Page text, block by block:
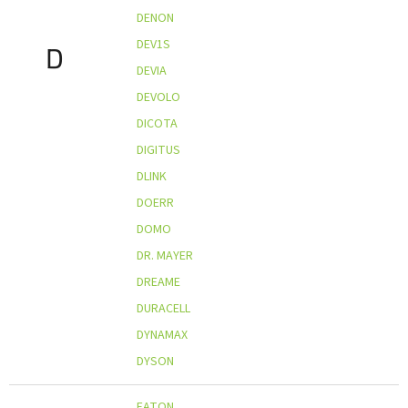
D
DENON
DEV1S
DEVIA
DEVOLO
DICOTA
DIGITUS
DLINK
DOERR
DOMO
DR. MAYER
DREAME
DURACELL
DYNAMAX
DYSON